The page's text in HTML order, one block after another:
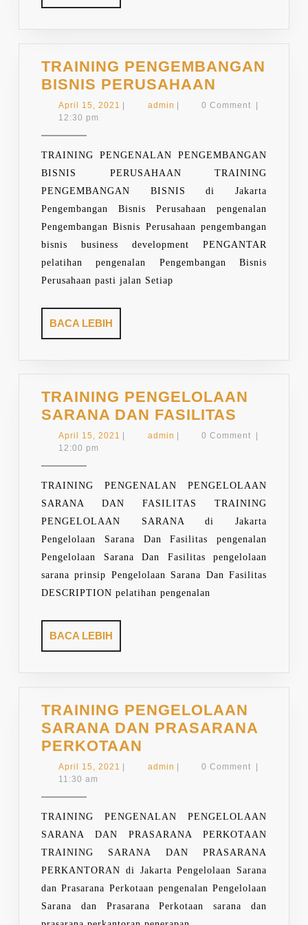
LEBIH
TRAINING PENGEMBANGAN
BISNIS PERUSAHAAN
April 15, 2021 April
| admin admin
| 0 Comment
|
12:30 pm
TRAINING PENGENALAN PENGEMBANGAN
BISNIS PERUSAHAAN TRAINING
PENGEMBANGAN BISNIS di Jakarta
Pengembangan Bisnis Perusahaan pengenalan
Pengembangan Bisnis Perusahaan pengembangan
bisnis business development PENGANTAR
pelatihan pengenalan Pengembangan Bisnis
Perusahaan pasti jalan Setiap
BACA LEBIH
LEBIH
TRAINING PENGELOLAAN
SARANA DAN FASILITAS
April 15, 2021 April
admin admin 0 Comment
12:00 pm
TRAINING PENGENALAN PENGELOLAAN
SARANA DAN FASILITAS TRAINING
PENGELOLAAN SARANA di Jakarta
Pengelolaan Sarana Dan Fasilitas pengenalan
Pengelolaan Sarana Dan Fasilitas pengelolaan
sarana prinsip Pengelolaan Sarana Dan Fasilitas
DESCRIPTION pelatihan pengenalan
BACA LEBIH
LEBIH
TRAINING PENGELOLAAN
SARANA DAN PRASARANA
PERKOTAAN
PENGELOLAAN
PRASARANA
PERKOTAAN
April 15, 2021 April
admin admin 0 Comment
11:30 am
TRAINING PENGENALAN PENGELOLAAN
SARANA DAN PRASARANA PERKOTAAN
TRAINING SARANA DAN PRASARANA
PERKANTORAN di Jakarta Pengelolaan Sarana
dan Prasarana Perkotaan pengenalan Pengelolaan
Sarana dan Prasarana Perkotaan sarana dan